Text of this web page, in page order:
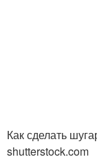
Как сделать
shutterstock.com